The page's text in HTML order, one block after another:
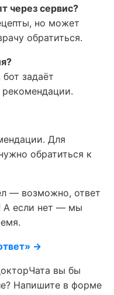
через сервис?
но может
обратиться.
задаёт
Для
обратиться к
— возможно, ответ
А если нет — мы
→
вы бы
Напишите в форме